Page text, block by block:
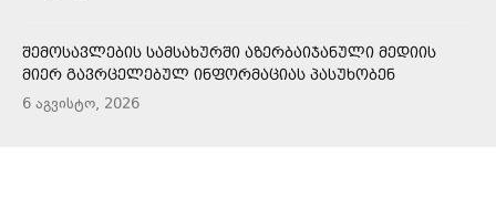
ᲨᲔᲛᲝᲡᲐᲕᲚᲔᲑᲘᲡ ᲡᲐᲛᲡᲐᲮᲣᲠᲨᲘ ᲐᲖᲔᲠᲑᲐᲘᲯᲐᲜᲣᲚᲘ ᲛᲔᲓᲘᲘᲡ
ᲛᲘᲔᲠ ᲒᲐᲕᲠᲪᲔᲚᲔᲑᲣᲚ ᲘᲜᲤᲝᲠᲛᲐᲪᲘᲐᲡ ᲞᲐᲡᲣᲮᲝᲑᲔᲜ
6 აგვისტო, 2026